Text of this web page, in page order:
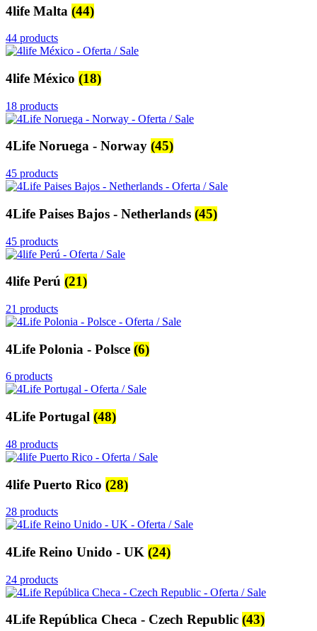
4life Malta (44)
44 products
4life México (18)
18 products
4Life Noruega - Norway (45)
45 products
4Life Paises Bajos - Netherlands (45)
45 products
4life Perú (21)
21 products
4Life Polonia - Polsce (6)
6 products
4Life Portugal (48)
48 products
4life Puerto Rico (28)
28 products
4Life Reino Unido - UK (24)
24 products
4Life República Checa - Czech Republic (43)